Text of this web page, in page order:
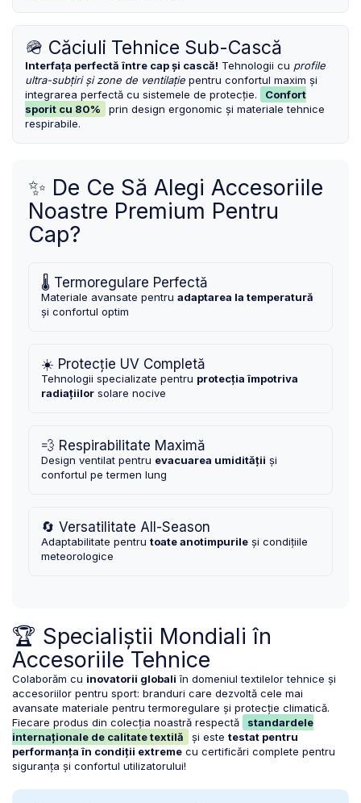
ANGRENAJE
URECHE CADRU
DISC FRANA
CUVETE
🪖 Căciuli Tehnice Sub-Cască
Interfața perfectă între cap și cască! Tehnologii cu profile
ultra-subțiri și zone de ventilație pentru confortul maxim și
integrarea perfectă cu sistemele de protecție.
Confort
sporit cu 80%
prin design ergonomic și materiale tehnice
respirabile.
✨ De Ce Să Alegi Accesoriile
Noastre Premium Pentru
Cap?
🌡️ Termoregulare Perfectă
Materiale avansate pentru adaptarea la temperatură
și confortul optim
☀️ Protecție UV Completă
Tehnologii specializate pentru protecția împotriva
radiațiilor solare nocive
💨 Respirabilitate Maximă
Design ventilat pentru evacuarea umidității și
confortul pe termen lung
🔄 Versatilitate All-Season
Adaptabilitate pentru toate anotimpurile și condițiile
meteorologice
🏆 Specialiștii Mondiali în
Accesoriile Tehnice
Colaborăm cu inovatorii globali în domeniul textilelor tehnice și
accesoriilor pentru sport: branduri care dezvoltă cele mai
avansate materiale pentru termoregulare și protecție climatică.
Fiecare produs din colecția noastră respectă
standardele
internaționale de calitate textilă
și este testat pentru
performanța în condiții extreme cu certificări complete pentru
siguranța și confortul utilizatorului!